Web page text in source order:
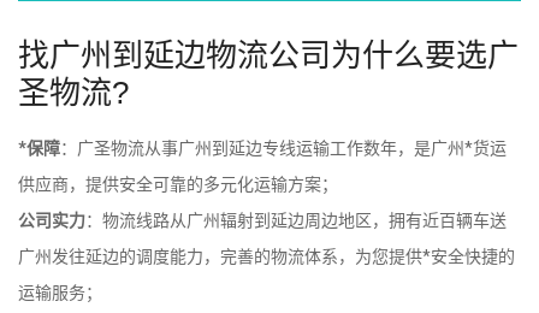
找广州到延边物流公司为什么要选广
圣物流?
*保障：广圣物流从事广州到延边专线运输工作数年，是广州*货运
供应商，提供安全可靠的多元化运输方案；
公司实力：物流线路从广州辐射到延边周边地区，拥有近百辆车送
广州发往延边的调度能力，完善的物流体系，为您提供*安全快捷的
运输服务；